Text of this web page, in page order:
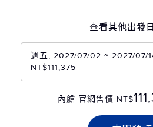
查看其他出發
週五, 2027/07/02 ~ 2027/07/
NT$111,375
內艙 官網售價 NT$